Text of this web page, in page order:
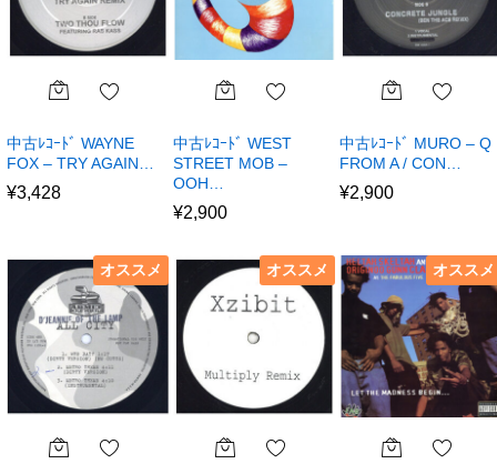
中古ﾚｺｰﾄﾞ WAYNE
FOX – TRY AGAIN…
¥3,428
中古ﾚｺｰﾄﾞ WEST
STREET MOB –
OOH…
¥2,900
中古ﾚｺｰﾄﾞ MURO – Q
FROM A / CON…
¥2,900
オススメ オススメ オススメ